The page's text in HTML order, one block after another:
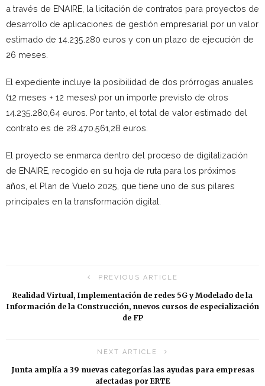
a través de ENAIRE, la licitación de contratos para proyectos de
desarrollo de aplicaciones de gestión empresarial por un valor
estimado de 14.235.280 euros y con un plazo de ejecución de
26 meses.
El expediente incluye la posibilidad de dos prórrogas anuales
(12 meses + 12 meses) por un importe previsto de otros
14.235.280,64 euros. Por tanto, el total de valor estimado del
contrato es de 28.470.561,28 euros.
El proyecto se enmarca dentro del proceso de digitalización
de ENAIRE, recogido en su hoja de ruta para los próximos
años, el Plan de Vuelo 2025, que tiene uno de sus pilares
principales en la transformación digital.
PREVIOUS ARTICLE
Realidad Virtual, Implementación de redes 5G y Modelado de la
Información de la Construcción, nuevos cursos de especialización
de FP
NEXT ARTICLE
Junta amplía a 39 nuevas categorías las ayudas para empresas
afectadas por ERTE